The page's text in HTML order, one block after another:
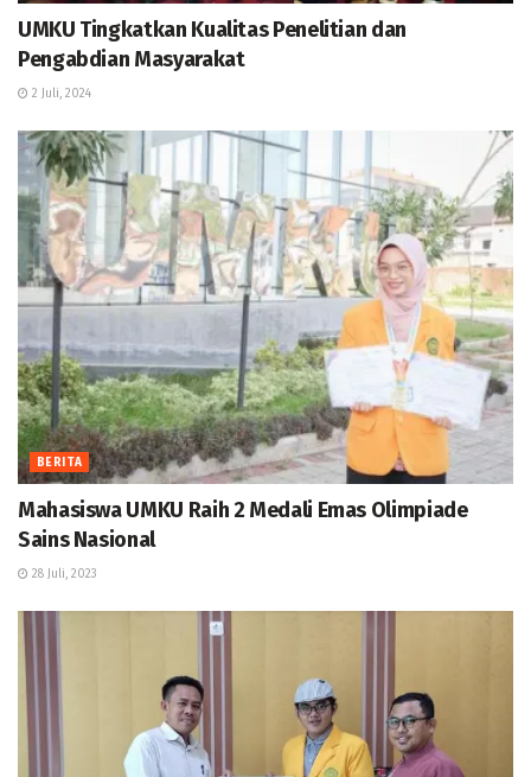
UMKU Tingkatkan Kualitas Penelitian dan
Pengabdian Masyarakat
2 Juli, 2024
BERITA
Mahasiswa UMKU Raih 2 Medali Emas Olimpiade
Sains Nasional
28 Juli, 2023